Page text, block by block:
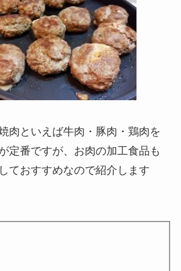
肉といえば牛肉・豚肉・鶏肉を
定番ですが、お肉の加工食品も
ておすすめなので紹介します